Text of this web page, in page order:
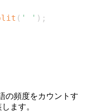
( ' ' ) ;
の頻度をカウントす
ます。